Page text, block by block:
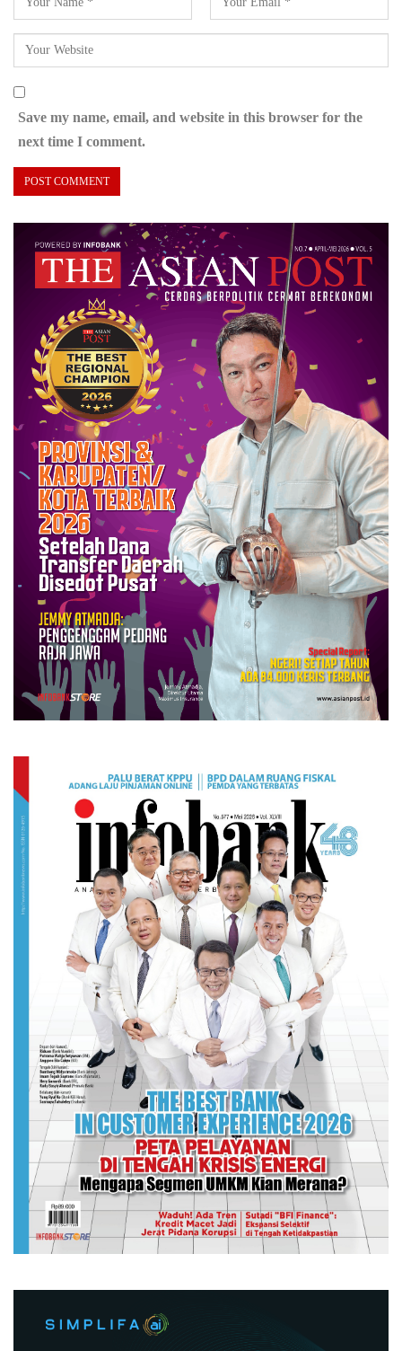
Save my name, email, and website in this browser for the
next time I comment.